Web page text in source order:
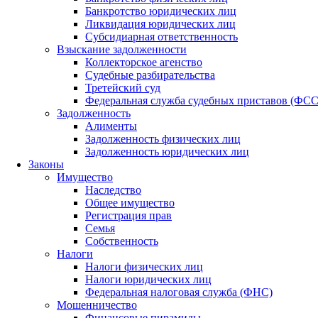
Банкротство юридических лиц
Ликвидация юридических лиц
Субсидиарная ответственность
Взыскание задолженности
Коллекторское агенство
Судебные разбирательства
Третейский суд
Федеральная служба судебных приставов
Задолженность
Алименты
Задолженность физических лиц
Задолженность юридических лиц
Законы
Имущество
Наследство
Общее имущество
Регистрация прав
Семья
Собственность
Налоги
Налоги физических лиц
Налоги юридических лиц
Федеральная налоговая служба (ФНС)
Мошенничество